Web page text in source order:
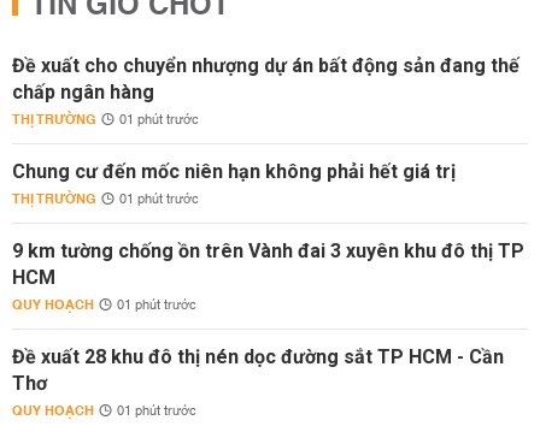
Đề xuất cho chuyển nhượng dự án bất động sản đang thế
chấp ngân hàng
THỊ TRƯỜNG 01 phút trước
Chung cư đến mốc niên hạn không phải hết giá trị
THỊ TRƯỜNG 01 phút trước
9 km tường chống ồn trên Vành đai 3 xuyên khu đô thị TP
HCM
QUY HOẠCH 01 phút trước
Đề xuất 28 khu đô thị nén dọc đường sắt TP HCM - Cần
Thơ
QUY HOẠCH 01 phút trước